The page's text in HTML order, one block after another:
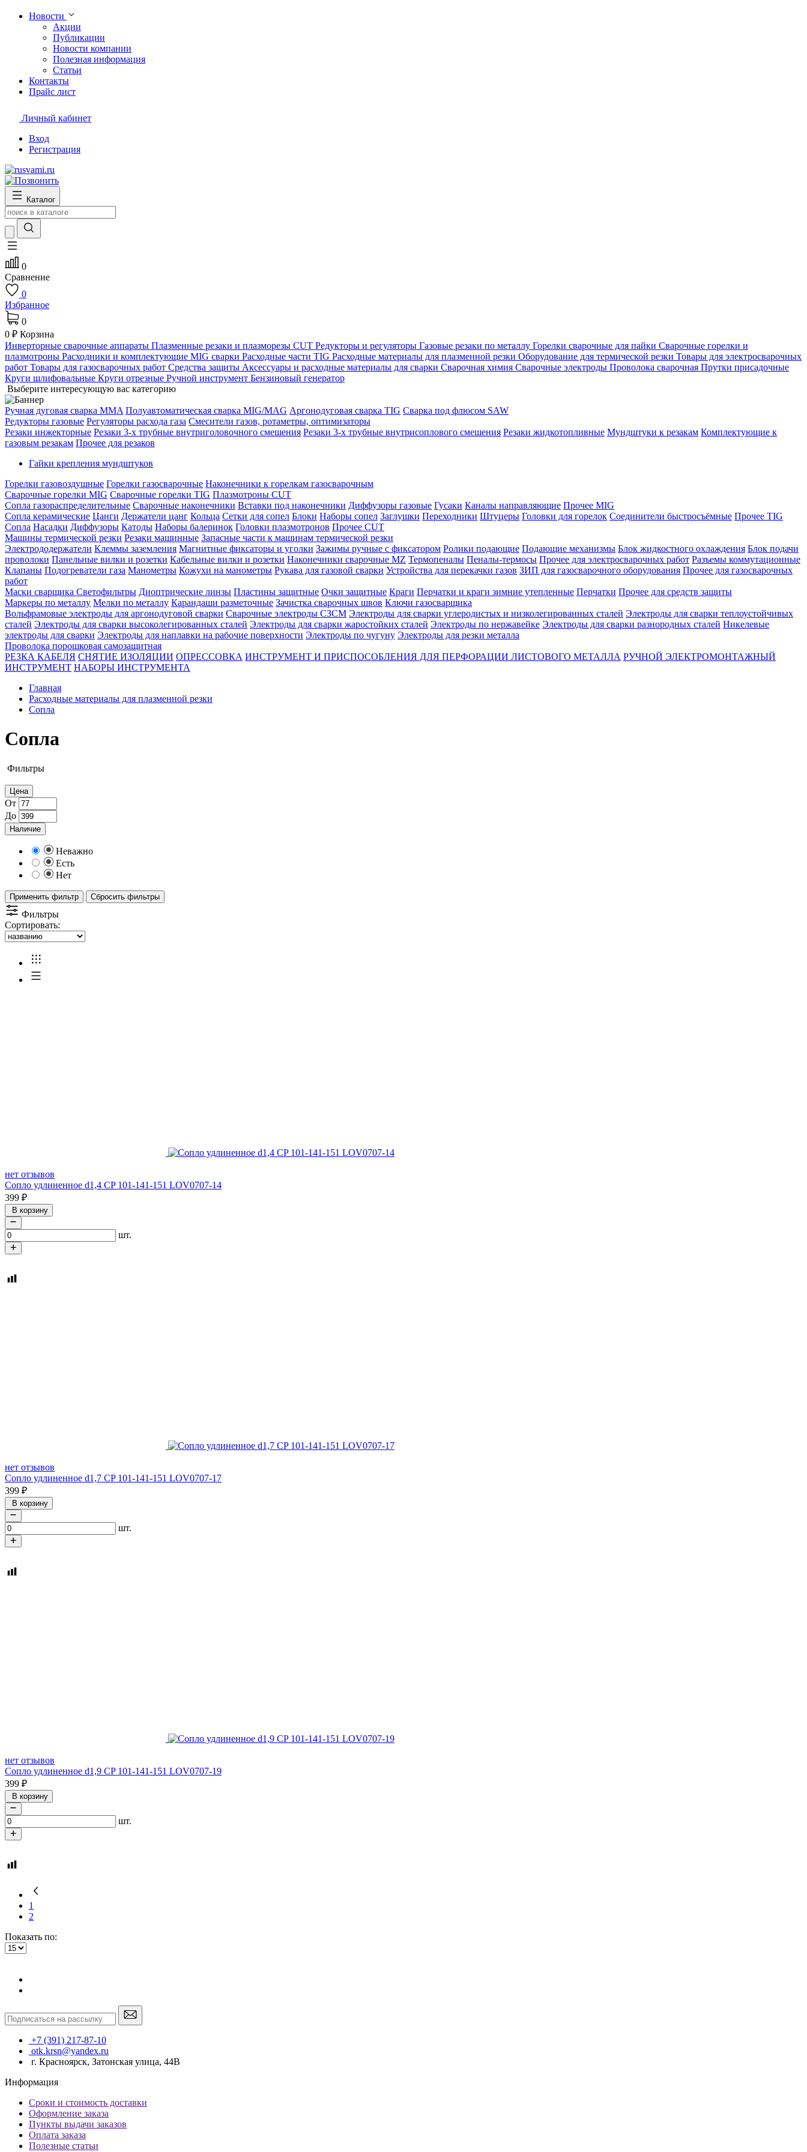
Новости
Акции
Публикации
Новости компании
Полезная информация
Статьи
Контакты
Прайс лист
Личный кабинет
Вход
Регистрация
Каталог
0
Сравнение
0
Избранное
0
0 ₽ Корзина
Инверторные сварочные аппараты Плазменные резаки и плазморезы CUT Редукторы и регуляторы Газовые резаки по металлу Горелки сварочные для пайки Сварочные горелки и
плазмотроны Расходники и комплектующие MIG сварки Расходные части TIG Расходные материалы для плазменной резки Оборудование для термической резки Товары для электросварочных
работ Товары для газосварочных работ Средства защиты Аксессуары и расходные материалы для сварки Сварочная химия Сварочные электроды Проволока сварочная Прутки присадочные
Круги шлифовальные Круги отрезные Ручной инструмент Бензиновый генератор
Выберите интересующую вас категорию
Ручная дуговая сварка MMA Полуавтоматическая сварка MIG/MAG Аргонодуговая сварка TIG Сварка под флюсом SAW
Редукторы газовые Регуляторы расхода газа Смесители газов, ротаметры, оптимизаторы
Резаки инжекторные Резаки 3-х трубные внутриголовочного смешения Резаки 3-х трубные внутрисоплового смешения Резаки жидкотопливные Мундштуки к резакам Комплектующие к
газовым резакам Прочее для резаков
Гайки крепления мундштуков
Горелки газовоздушные Горелки газосварочные Наконечники к горелкам газосварочным
Сварочные горелки MIG Сварочные горелки TIG Плазмотроны CUT
Сопла газораспределительные Сварочные наконечники Вставки под наконечники Диффузоры газовые Гусаки Каналы направляющие Прочее MIG
Сопла керамические Цанги Держатели цанг Кольца Сетки для сопел Блоки Наборы сопел Заглушки Переходники Штуцеры Головки для горелок Соединители быстросъёмные Прочее TIG
Сопла Насадки Диффузоры Катоды Наборы балеринок Головки плазмотронов Прочее CUT
Машины термической резки Резаки машинные Запасные части к машинам термической резки
Электрододержатели Клеммы заземления Магнитные фиксаторы и уголки Зажимы ручные с фиксатором Ролики подающие Подающие механизмы Блок жидкостного охлаждения Блок подачи
проволоки Панельные вилки и розетки Кабельные вилки и розетки Наконечники сварочные MZ Термопеналы Пеналы-термосы Прочее для электросварочных работ Разъемы коммутационные
Клапаны Подогреватели газа Манометры Кожухи на манометры Рукава для газовой сварки Устройства для перекачки газов ЗИП для газосварочного оборудования Прочее для газосварочных
работ
Маски сварщика Светофильтры Диоптрические линзы Пластины защитные Очки защитные Краги Перчатки и краги зимние утепленные Перчатки Прочее для средств защиты
Маркеры по металлу Мелки по металлу Карандаши разметочные Зачистка сварочных швов Ключи газосварщика
Вольфрамовые электроды для аргонодуговой сварки Сварочные электроды СЗСМ Электроды для сварки углеродистых и низколегированных сталей Электроды для сварки теплоустойчивых
сталей Электроды для сварки высоколегированных сталей Электроды для сварки жаростойких сталей Электроды по нержавейке Электроды для сварки разнородных сталей Никелевые
электроды для сварки Электроды для наплавки на рабочие поверхности Электроды по чугуну Электроды для резки металла
Проволока порошковая самозащитная
РЕЗКА КАБЕЛЯ СНЯТИЕ ИЗОЛЯЦИИ ОПРЕССОВКА ИНСТРУМЕНТ И ПРИСПОСОБЛЕНИЯ ДЛЯ ПЕРФОРАЦИИ ЛИСТОВОГО МЕТАЛЛА РУЧНОЙ ЭЛЕКТРОМОНТАЖНЫЙ
ИНСТРУМЕНТ НАБОРЫ ИНСТРУМЕНТА
Главная
Расходные материалы для плазменной резки
Сопла
Сопла
Фильтры
Цена
От
До
Наличие
Неважно
Есть
Нет
Применить фильтр Сбросить фильтры
Фильтры
Сортировать:
нет отзывов
Сопло удлиненное d1,4 CP 101-141-151 LOV0707-14
399 ₽
В корзину
шт.
нет отзывов
Сопло удлиненное d1,7 CP 101-141-151 LOV0707-17
399 ₽
В корзину
шт.
нет отзывов
Сопло удлиненное d1,9 CP 101-141-151 LOV0707-19
399 ₽
В корзину
шт.
1
2
Показать по:
+7 (391) 217-87-10
otk.krsn@yandex.ru
г. Красноярск, Затонская улица, 44В
Информация
Сроки и стоимость доставки
Оформление заказа
Пункты выдачи заказов
Оплата заказа
Полезные статьи